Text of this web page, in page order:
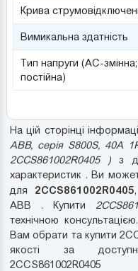
Крива
Вимикальна здатність
Тип напруги (AC-
постійна)
На цій сторінці
ABB, серія S800S, 40А
2CCS861002R0405 ) з
характеристик . Ви
для 2CCS861002R0405
ABB . Купити
технічною
Вам обрати та купити
якості за
2CCS861002R0405